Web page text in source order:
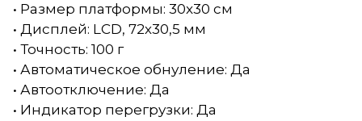
• Размер платформы: 30x30 см
• Дисплей: LCD, 72х30,5 мм
• Точность: 100 г
• Автоматическое обнуление: Да
• Автоотключение: Да
• Индикатор перегрузки: Да